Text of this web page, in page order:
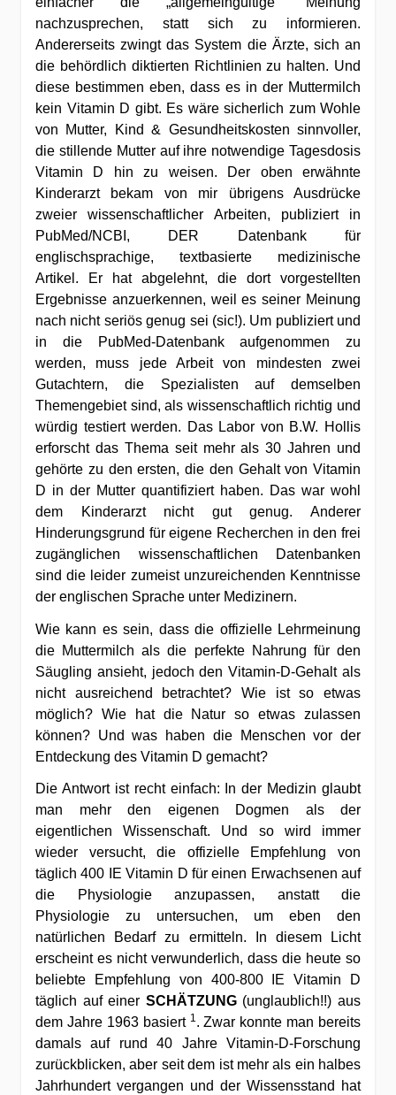
nachzusprechen, statt sich zu informieren.
Andererseits zwingt das System die Ärzte, sich an
die behördlich diktierten Richtlinien zu halten. Und
diese bestimmen eben, dass es in der Muttermilch
kein Vitamin D gibt. Es wäre sicherlich zum Wohle
von Mutter, Kind & Gesundheitskosten sinnvoller,
die stillende Mutter auf ihre notwendige Tagesdosis
Vitamin D hin zu weisen. Der oben erwähnte
Kinderarzt bekam von mir übrigens Ausdrücke
zweier wissenschaftlicher Arbeiten, publiziert in
PubMed/NCBI, DER Datenbank für
englischsprachige, textbasierte medizinische
Artikel. Er hat abgelehnt, die dort vorgestellten
Ergebnisse anzuerkennen, weil es seiner Meinung
nach nicht seriös genug sei (sic!). Um publiziert und
in die PubMed-Datenbank aufgenommen zu
werden, muss jede Arbeit von mindesten zwei
Gutachtern, die Spezialisten auf demselben
Themengebiet sind, als wissenschaftlich richtig und
würdig testiert werden. Das Labor von B.W. Hollis
erforscht das Thema seit mehr als 30 Jahren und
gehörte zu den ersten, die den Gehalt von Vitamin
D in der Mutter quantifiziert haben. Das war wohl
dem Kinderarzt nicht gut genug. Anderer
Hinderungsgrund für eigene Recherchen in den frei
zugänglichen wissenschaftlichen Datenbanken
sind die leider zumeist unzureichenden Kenntnisse
der englischen Sprache unter Medizinern.
Wie kann es sein, dass die offizielle Lehrmeinung
die Muttermilch als die perfekte Nahrung für den
Säugling ansieht, jedoch den Vitamin-D-Gehalt als
nicht ausreichend betrachtet? Wie ist so etwas
möglich? Wie hat die Natur so etwas zulassen
können? Und was haben die Menschen vor der
Entdeckung des Vitamin D gemacht?
Die Antwort ist recht einfach: In der Medizin glaubt
man mehr den eigenen Dogmen als der
eigentlichen Wissenschaft. Und so wird immer
wieder versucht, die offizielle Empfehlung von
täglich 400 IE Vitamin D für einen Erwachsenen auf
die Physiologie anzupassen, anstatt die
Physiologie zu untersuchen, um eben den
natürlichen Bedarf zu ermitteln. In diesem Licht
erscheint es nicht verwunderlich, dass die heute so
beliebte Empfehlung von 400-800 IE Vitamin D
täglich auf einer SCHÄTZUNG(unglaublich!!) aus
dem Jahre 1963 basiert 1. Zwar konnte man bereits
damals auf rund 40 Jahre Vitamin-D-Forschung
zurückblicken, aber seit dem ist mehr als ein halbes
Jahrhundert vergangen und der Wissensstand hat